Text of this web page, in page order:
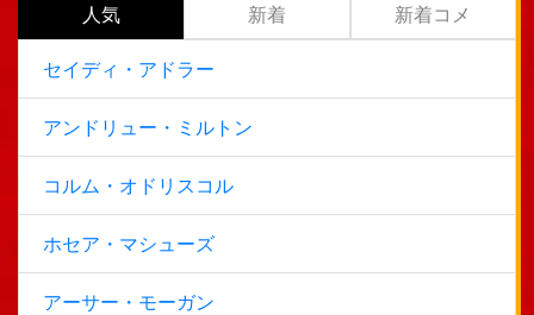
人気 新着 新着コメ
セイディ・アドラー
アンドリュー・ミルトン
コルム・オドリスコル
ホセア・マシューズ
アーサー・モーガン